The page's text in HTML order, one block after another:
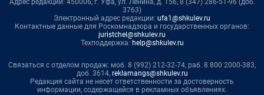
Адрес редакции: 450006, г. Уфа, ул. Ленина, д. 156, 8 (347) 286-51-96 (доб.
3763)
Электронный адрес редакции: ufa1@shkulev.ru
Контактные данные для Роскомнадзора и государственных органов:
juristchel@shkulev.ru
Техподдержка: help@shkulev.ru
Связаться с отделом продаж: моб. 8 (992) 212-32-74, раб. 8 800 2000-383,
доб. 3614, reklamangs@shkulev.ru
Редакция сайта не несет ответственности за достоверность
информации, содержащейся в рекламных объявлениях.